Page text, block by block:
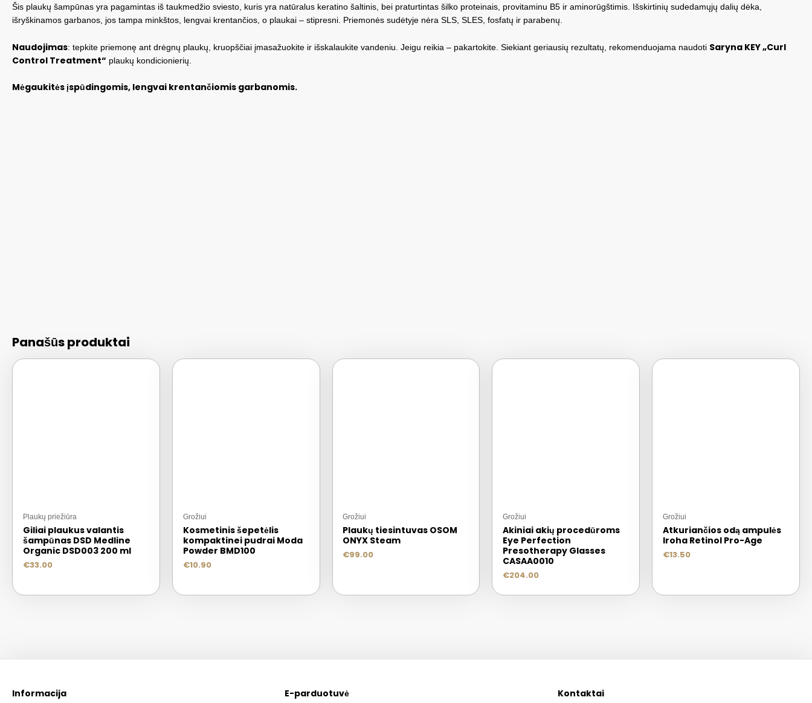
Šis plaukų šampūnas yra pagamintas iš taukmedžio sviesto, kuris yra natūralus keratino šaltinis, bei praturtintas šilko proteinais, provitaminu B5 ir aminorūgštimis. Išskirtinių sudedamųjų dalių dėka,
išryškinamos garbanos, jos tampa minkštos, lengvai krentančios, o plaukai – stipresni. Priemonės sudėtyje nėra SLS, SLES, fosfatų ir parabenų.
Naudojimas: tepkite priemonę ant drėgnų plaukų, kruopščiai įmasažuokite ir išskalaukite vandeniu. Jeigu reikia – pakartokite. Siekiant geriausių rezultatų, rekomenduojama naudoti Saryna KEY „Curl
Control Treatment“ plaukų kondicionierių.
Mėgaukitės įspūdingomis, lengvai krentančiomis garbanomis.
Panašūs produktai
Plaukų priežiūra
Giliai plaukus valantis
šampūnas DSD Medline
Organic DSD003 200 ml
€33.00
Grožiui
Kosmetinis šepetėlis
kompaktinei pudrai Moda
Powder BMD100
€10.90
Grožiui
Plaukų tiesintuvas OSOM
ONYX Steam
€99.00
Grožiui
Akiniai akių procedūroms
Eye Perfection
Presotherapy Glasses
CASAA0010
€204.00
Grožiui
Atkuriančios odą ampulės
Iroha Retinol Pro-Age
€13.50
Informacija E-parduotuvė Kontaktai